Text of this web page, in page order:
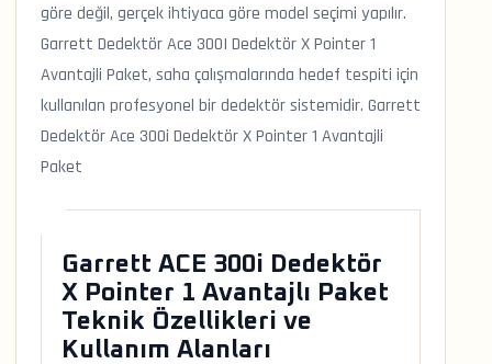
göre değil, gerçek ihtiyaca göre model seçimi yapılır.
Garrett Dedektör Ace 300I Dedektör X Pointer 1
Avantajli Paket, saha çalışmalarında hedef tespiti için
kullanılan profesyonel bir dedektör sistemidir. Garrett
Dedektör Ace 300i Dedektör X Pointer 1 Avantajli
Paket
Garrett ACE 300i Dedektör
X Pointer 1 Avantajlı Paket
Teknik Özellikleri ve
Kullanım Alanları